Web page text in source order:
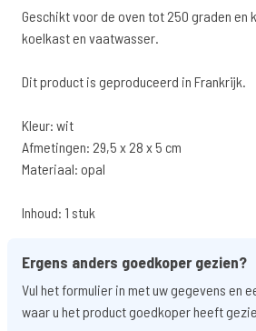
Geschikt voor de oven tot 250 graden en
koelkast en vaatwasser.
Dit product is geproduceerd in Frankrijk.
Kleur: wit
Afmetingen: 29,5 x 28 x 5 cm
Materiaal: opal
Inhoud: 1 stuk
Ergens anders goedkoper gezien?
Vul het formulier in met uw gegevens en
waar u het product goedkoper heeft